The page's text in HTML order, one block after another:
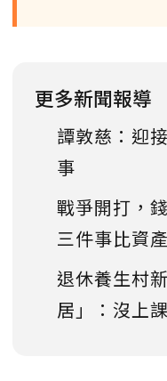
更多新聞報導
譚敦慈：迎
事
戰爭開打，
三件事比資
退休養生村
居」：沒上